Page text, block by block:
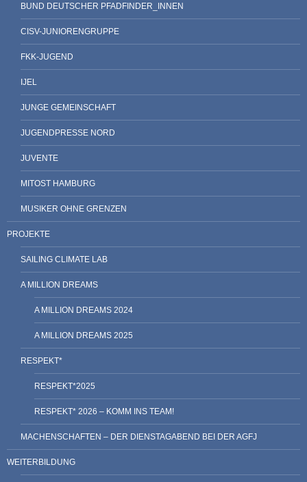
BUND DEUTSCHER PFADFINDER_INNEN
CISV-JUNIORENGRUPPE
FKK-JUGEND
IJEL
JUNGE GEMEINSCHAFT
JUGENDPRESSE NORD
JUVENTE
MITOST HAMBURG
MUSIKER OHNE GRENZEN
PROJEKTE
SAILING CLIMATE LAB
A MILLION DREAMS
A MILLION DREAMS 2024
A MILLION DREAMS 2025
RESPEKT*
RESPEKT*2025
RESPEKT* 2026 – KOMM INS TEAM!
MACHENSCHAFTEN – DER DIENSTAGABEND BEI DER AGFJ
WEITERBILDUNG